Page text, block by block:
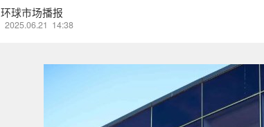
环球市场播报
2025.06.21 14:38